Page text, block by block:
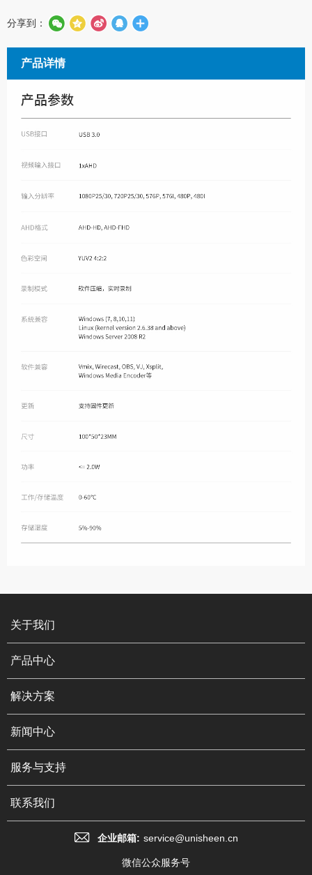
分享到：
产品详情
关于我们
产品中心
解决方案
新闻中心
服务与支持
联系我们
企业邮箱: service@unisheen.cn
微信公众服务号